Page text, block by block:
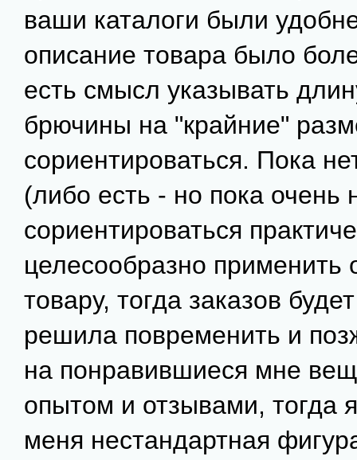
ваши каталоги были
описание товара было
есть смысл указывать
брючины на "крайние"
сориентироваться. Пока
(либо есть - но пока очень
сориентироваться
целесообразно
товару, тогда заказов
решила повременить и
на понравившиеся мне
опытом и отзывами, тогда
меня нестандартная